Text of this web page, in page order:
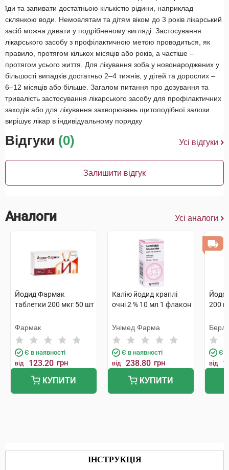
їди та запивати достатньою кількістю рідини, наприклад
склянкою води. Немовлятам та дітям віком до 3 років лікарський
засіб можна давати у подрібненому вигляді. Застосування
лікарського засобу з профілактичною метою проводиться, як
правило, протягом кількох місяців або років, а частіше –
протягом усього життя. Для лікування зоба у новонароджених у
більшості випадків достатньо 2–4 тижнів, у дітей та дорослих –
6–12 місяців або більше. Загалом питання про дозування та
тривалість застосування лікарського засобу для профілактичних
заходів або для лікування захворювань щитоподібної залози
вирішує лікар в індивідуальному порядку
Відгуки (0) Усі відгуки
Залишити відгук
Аналоги Усі аналоги
Йодид Фармак
таблетки 200 мкг 50 шт
Фармак
Є в наявності
від 123.20 грн
КУПИТИ
Калію йодид краплі
очні 2 % 10 мл 1 флакон
Унімед Фарма
Є в наявності
від 238.80 грн
КУПИТИ
200
Є в
від